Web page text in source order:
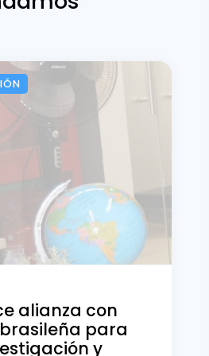
alianza con
para
y
la Universidade
sostuvieron
con autoridades
la UOH para
de investigación
convenio de